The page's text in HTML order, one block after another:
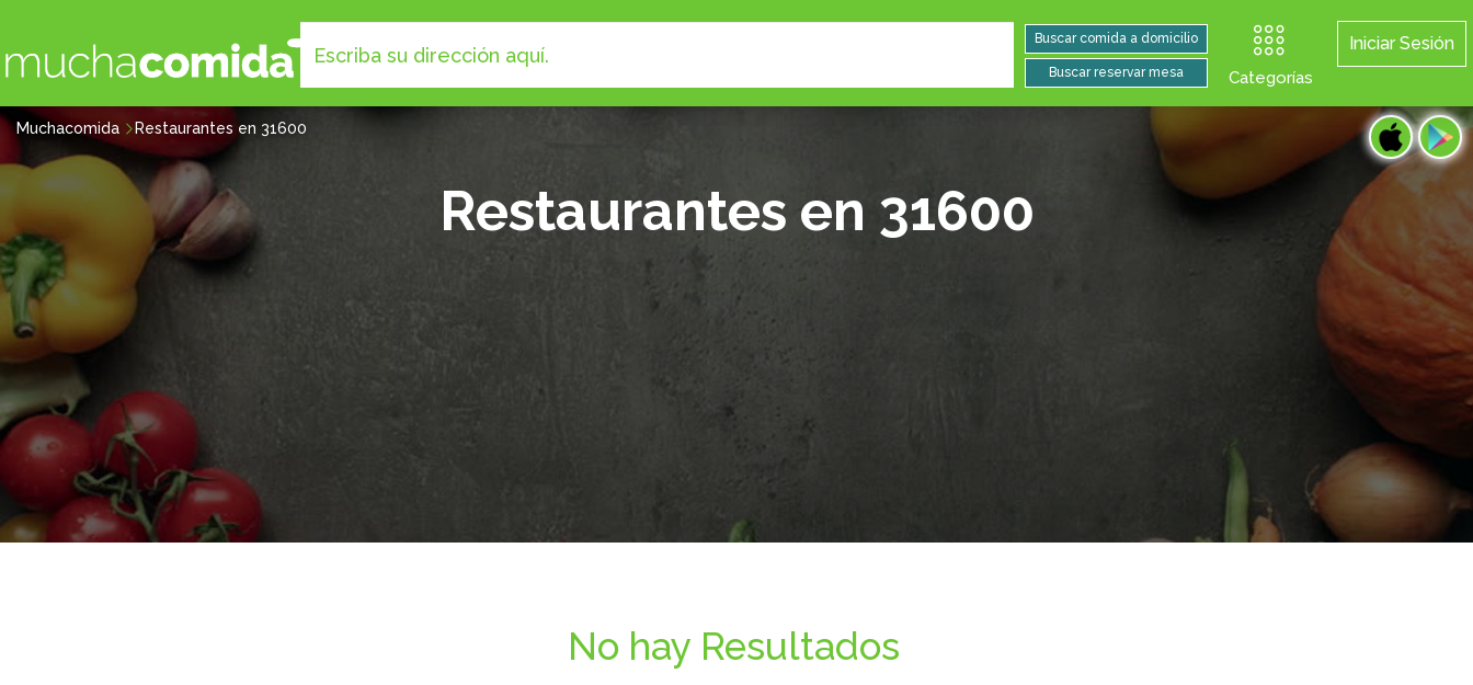
Iniciar Sesión
Categorías
Muchacomida Restaurantes en 31600
Restaurantes en 31600
No hay Resultados